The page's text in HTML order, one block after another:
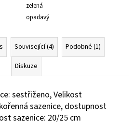
zelená
opadavý
Související (4)
Podobné (1)
Diskuze
sestřiženo, Velikost
sazenice, dostupnost
sazenice: 20/25 cm